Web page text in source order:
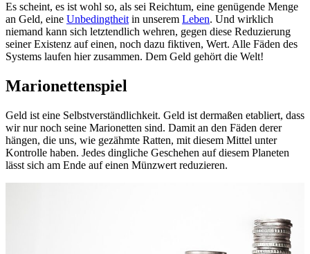
Es scheint, es ist wohl so, als sei Reichtum, eine genügende Menge
an Geld, eine Unbedingtheit in unserem Leben. Und wirklich
niemand kann sich letztendlich wehren, gegen diese Reduzierung
seiner Existenz auf einen, noch dazu fiktiven, Wert. Alle Fäden des
Systems laufen hier zusammen. Dem Geld gehört die Welt!
Marionettenspiel
Geld ist eine Selbstverständlichkeit. Geld ist dermaßen etabliert, dass
wir nur noch seine Marionetten sind. Damit an den Fäden derer
hängen, die uns, wie gezähmte Ratten, mit diesem Mittel unter
Kontrolle haben. Jedes dingliche Geschehen auf diesem Planeten
lässt sich am Ende auf einen Münzwert reduzieren.